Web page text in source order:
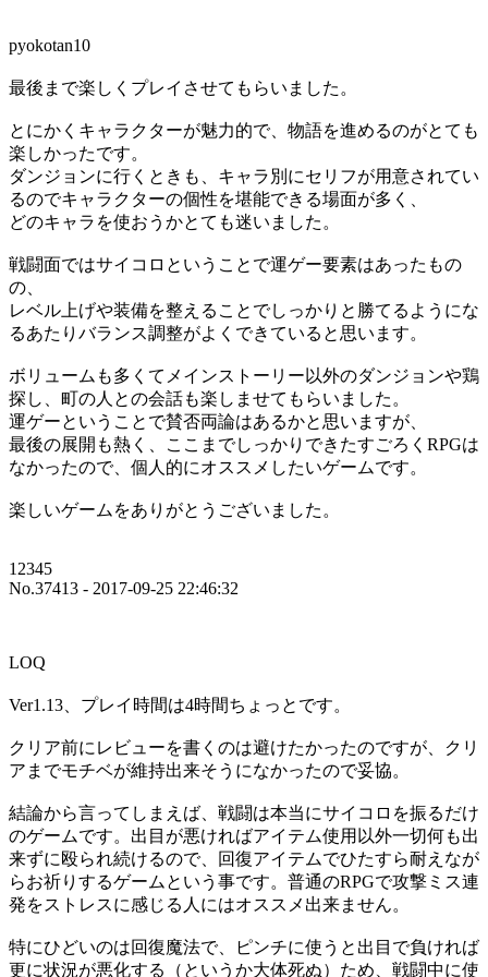
pyokotan10
最後まで楽しくプレイさせてもらいました。
とにかくキャラクターが魅力的で、物語を進めるのがとても
楽しかったです。
ダンジョンに行くときも、キャラ別にセリフが用意されてい
るのでキャラクターの個性を堪能できる場面が多く、
どのキャラを使おうかとても迷いました。
戦闘面ではサイコロということで運ゲー要素はあったもの
の、
レベル上げや装備を整えることでしっかりと勝てるようにな
るあたりバランス調整がよくできていると思います。
ボリュームも多くてメインストーリー以外のダンジョンや鶏
探し、町の人との会話も楽しませてもらいました。
運ゲーということで賛否両論はあるかと思いますが、
最後の展開も熱く、ここまでしっかりできたすごろくRPGは
なかったので、個人的にオススメしたいゲームです。
楽しいゲームをありがとうございました。
12345
No.37413 - 2017-09-25 22:46:32
LOQ
Ver1.13、プレイ時間は4時間ちょっとです。
クリア前にレビューを書くのは避けたかったのですが、クリ
アまでモチベが維持出来そうになかったので妥協。
結論から言ってしまえば、戦闘は本当にサイコロを振るだけ
のゲームです。出目が悪ければアイテム使用以外一切何も出
来ずに殴られ続けるので、回復アイテムでひたすら耐えなが
らお祈りするゲームという事です。普通のRPGで攻撃ミス連
発をストレスに感じる人にはオススメ出来ません。
特にひどいのは回復魔法で、ピンチに使うと出目で負ければ
更に状況が悪化する（というか大体死ぬ）ため、戦闘中に使